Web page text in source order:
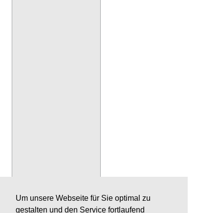
Um unsere Webseite für Sie optimal zu
gestalten und den Service fortlaufend